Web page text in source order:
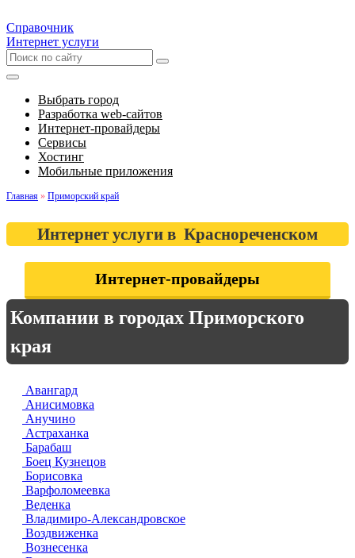
Справочник
Интернет услуги
Выбрать город
Разработка web-сайтов
Интернет-провайдеры
Сервисы
Хостинг
Мобильные приложения
Главная » Приморский край
Интернет услуги в Краснореченском
Интернет-провайдеры
Компании в городах Приморского
края
Авангард
Анисимовка
Анучино
Астраханка
Барабаш
Боец Кузнецов
Борисовка
Варфоломеевка
Веденка
Владимиро-Александровское
Воздвиженка
Вознесенка